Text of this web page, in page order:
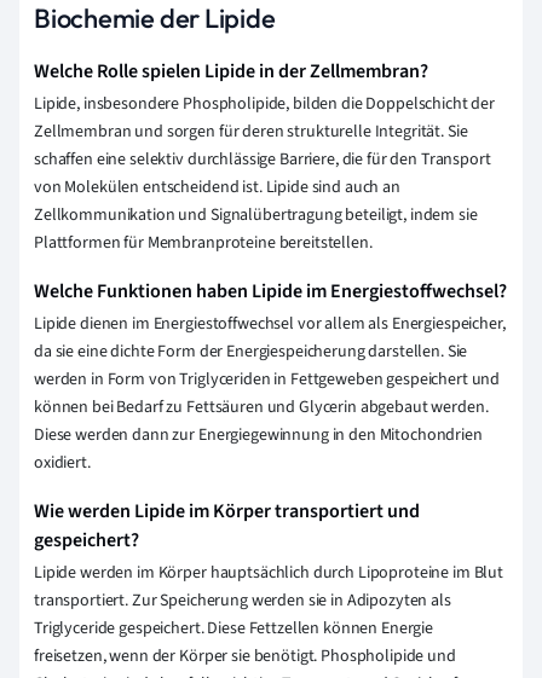
Biochemie der Lipide
Welche Rolle spielen Lipide in der Zellmembran?
Lipide, insbesondere Phospholipide, bilden die Doppelschicht der
Zellmembran und sorgen für deren strukturelle Integrität. Sie
schaffen eine selektiv durchlässige Barriere, die für den Transport
von Molekülen entscheidend ist. Lipide sind auch an
Zellkommunikation und Signalübertragung beteiligt, indem sie
Plattformen für Membranproteine bereitstellen.
Welche Funktionen haben Lipide im Energiestoffwechsel?
Lipide dienen im Energiestoffwechsel vor allem als Energiespeicher,
da sie eine dichte Form der Energiespeicherung darstellen. Sie
werden in Form von Triglyceriden in Fettgeweben gespeichert und
können bei Bedarf zu Fettsäuren und Glycerin abgebaut werden.
Diese werden dann zur Energiegewinnung in den Mitochondrien
oxidiert.
Wie werden Lipide im Körper transportiert und
gespeichert?
Lipide werden im Körper hauptsächlich durch Lipoproteine im Blut
transportiert. Zur Speicherung werden sie in Adipozyten als
Triglyceride gespeichert. Diese Fettzellen können Energie
freisetzen, wenn der Körper sie benötigt. Phospholipide und